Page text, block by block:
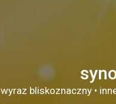
wyraz bliskoznaczny •